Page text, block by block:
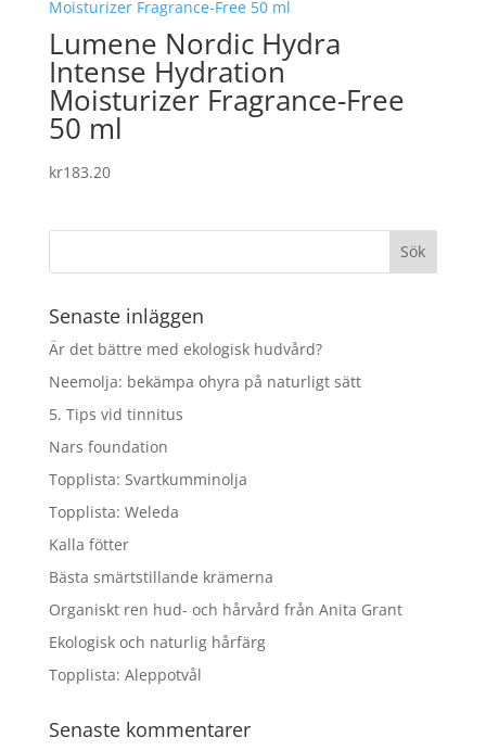
kr135.00.kr108.00.
Lumene Nordic Hydra
Intense Hydration
Moisturizer Fragrance-Free
50 ml
kr183.20
Senaste inläggen
Är det bättre med ekologisk hudvård?
Neemolja: bekämpa ohyra på naturligt sätt
5. Tips vid tinnitus
Nars foundation
Topplista: Svartkumminolja
Topplista: Weleda
Kalla fötter
Bästa smärtstillande krämerna
Organiskt ren hud- och hårvård från Anita Grant
Ekologisk och naturlig hårfärg
Topplista: Aleppotvål
Senaste kommentarer